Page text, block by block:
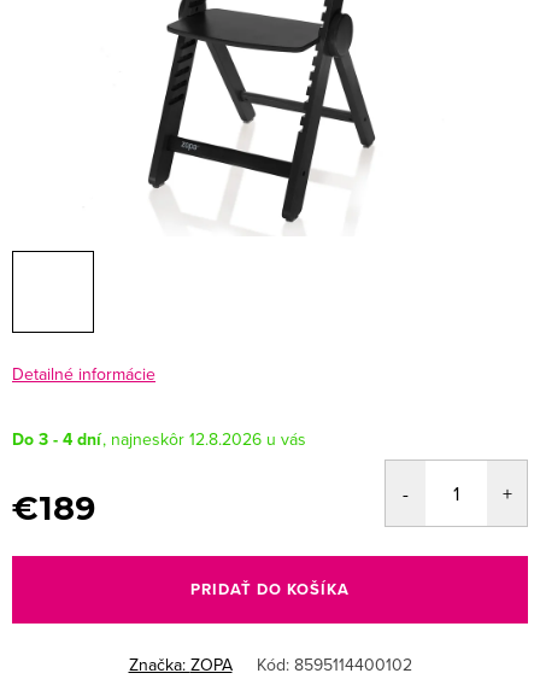
Detailné informácie
Do 3 - 4 dní 12.8.2026
€189
cena:
PRIDAŤ DO KOŠÍKA
Značka: ZOPA Kód: 8595114400102